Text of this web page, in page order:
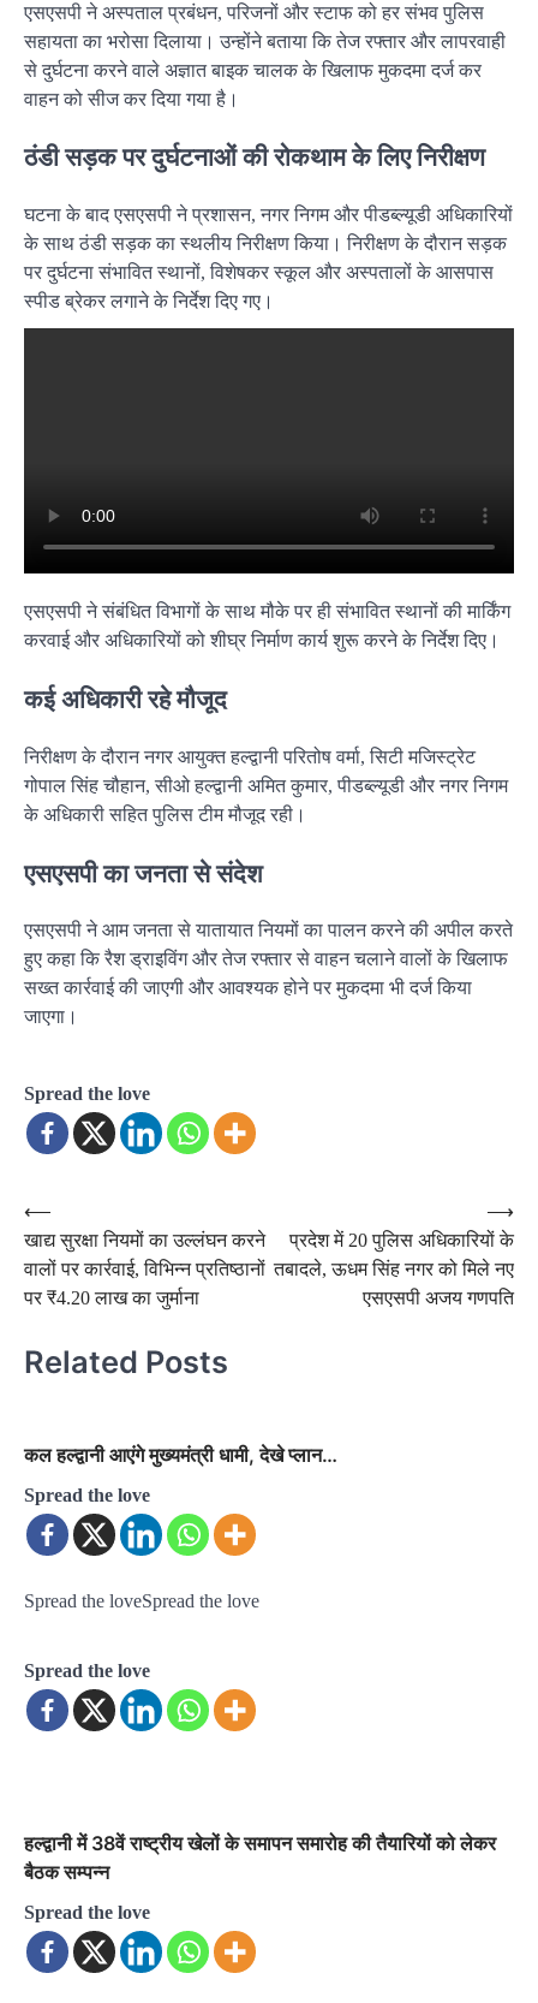
एसएसपी ने अस्पताल प्रबंधन, परिजनों और स्टाफ को हर संभव पुलिस
सहायता का भरोसा दिलाया। उन्होंने बताया कि तेज रफ्तार और लापरवाही
से दुर्घटना करने वाले अज्ञात बाइक चालक के खिलाफ मुकदमा दर्ज कर
वाहन को सीज कर दिया गया है।
ठंडी सड़क पर दुर्घटनाओं की रोकथाम के लिए निरीक्षण
घटना के बाद एसएसपी ने प्रशासन, नगर निगम और पीडब्ल्यूडी अधिकारियों
के साथ ठंडी सड़क का स्थलीय निरीक्षण किया। निरीक्षण के दौरान सड़क
पर दुर्घटना संभावित स्थानों, विशेषकर स्कूल और अस्पतालों के आसपास
स्पीड ब्रेकर लगाने के निर्देश दिए गए।
एसएसपी ने संबंधित विभागों के साथ मौके पर ही संभावित स्थानों की मार्किंग
करवाई और अधिकारियों को शीघ्र निर्माण कार्य शुरू करने के निर्देश दिए।
कई अधिकारी रहे मौजूद
निरीक्षण के दौरान नगर आयुक्त हल्द्वानी परितोष वर्मा, सिटी मजिस्ट्रेट
गोपाल सिंह चौहान, सीओ हल्द्वानी अमित कुमार, पीडब्ल्यूडी और नगर निगम
के अधिकारी सहित पुलिस टीम मौजूद रही।
एसएसपी का जनता से संदेश
एसएसपी ने आम जनता से यातायात नियमों का पालन करने की अपील करते
हुए कहा कि रैश ड्राइविंग और तेज रफ्तार से वाहन चलाने वालों के खिलाफ
सख्त कार्रवाई की जाएगी और आवश्यक होने पर मुकदमा भी दर्ज किया
जाएगा।
Spread the love
Post
navigation
⟵
खाद्य सुरक्षा नियमों का उल्लंघन करने
वालों पर कार्रवाई, विभिन्न प्रतिष्ठानों
पर ₹4.20 लाख का जुर्माना
प्रदेश में 20 पुलिस अधिकारियों के
तबादले, ऊधम सिंह नगर को मिले नए
एसएसपी अजय गणपति
⟶
Related Posts
कल हल्द्वानी आएंगे मुख्यमंत्री धामी, देखे प्लान…
Spread the love
Spread the loveSpread the love
Spread the love
हल्द्वानी में 38वें राष्ट्रीय खेलों के समापन समारोह की तैयारियों को लेकर
बैठक सम्पन्न
Spread the love